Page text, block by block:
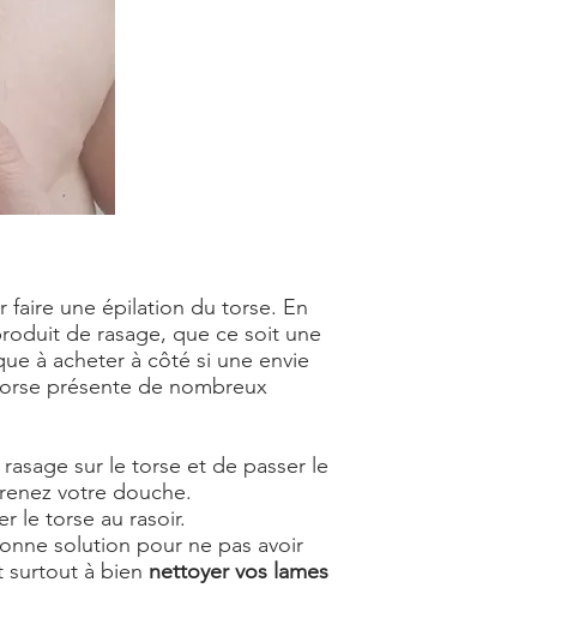
faire une épilation du torse. En
de rasage, que ce soit une
à acheter à côté si une envie
présente de nombreux
sur le torse et de passer le
votre douche.
le torse au rasoir.
solution pour ne pas avoir
surtout à bien nettoyer vos lames